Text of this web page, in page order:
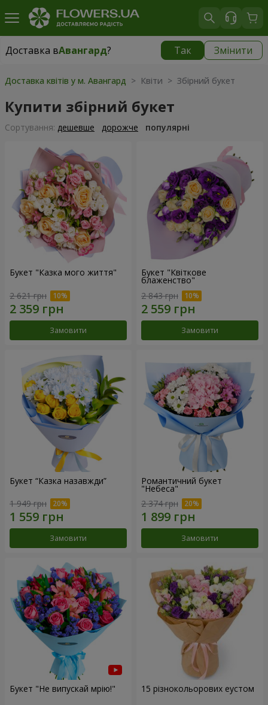
Доставка вАвангард? Так Змінити
Доставка вАвангард|
Доставка квітів у м. Авангард > Квіти > Збірний букет
Купити збірний букет
Сортування: дешевше дорожче популярні
Букет "Казка мого життя"
2 621 грн
Замовити
Букет "Квіткове
блаженство"
2 843 грн
Замовити
Букет “Казка назавжди”
1 949 грн
Замовити
Романтичний букет
"Небеса"
2 374 грн
Замовити
Букет "Не випускай мрію!" 15 різнокольорових еустом